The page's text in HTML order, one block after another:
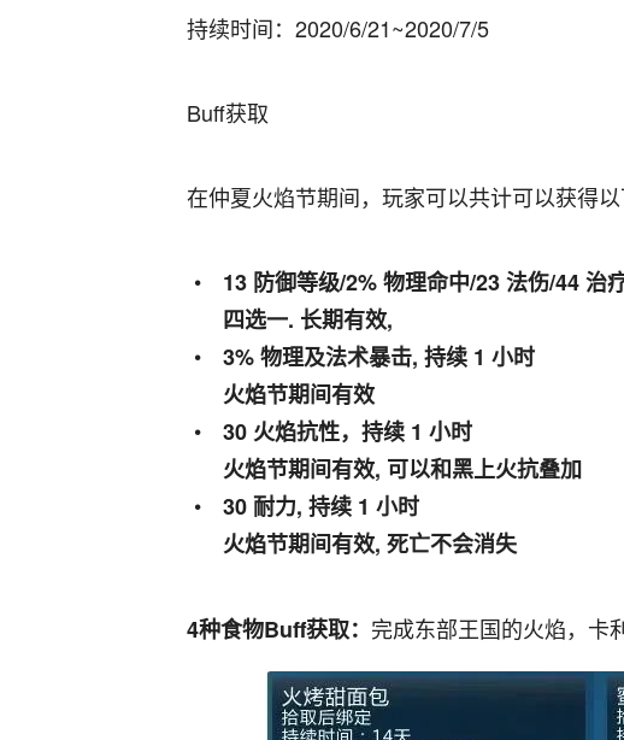
持续时间：2020/6/21~2020/7/5
Buff获取
在仲夏火焰节期间，玩家可以共计可以获得
13 防御等级/2% 物理命中/23 法伤/44 治
四选一. 长期有效,
3% 物理及法术暴击, 持续 1 小时
火焰节期间有效
30 火焰抗性，持续 1 小时
火焰节期间有效, 可以和黑上火抗叠加
30 耐力, 持续 1 小时
火焰节期间有效, 死亡不会消失
4种食物Buff获取： 完成东部王国的火焰，卡